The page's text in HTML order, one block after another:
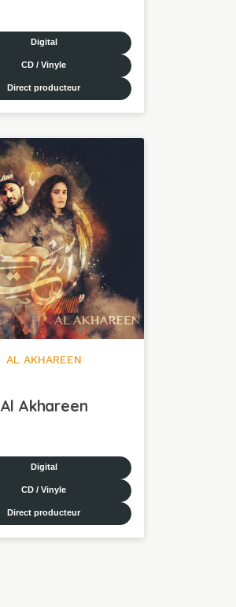
Digital
CD / Vinyle
Direct producteur
AL AKHAREEN
Al Akhareen
Digital
CD / Vinyle
Direct producteur